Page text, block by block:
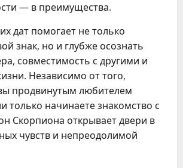
— в преимущества.
дат помогает не только
знак, но и глубже осознать
совместимость с другими и
Независимо от того,
продвинутым любителем
только начинаете знакомство с
Скорпиона открывает двери в
чувств и непреодолимой